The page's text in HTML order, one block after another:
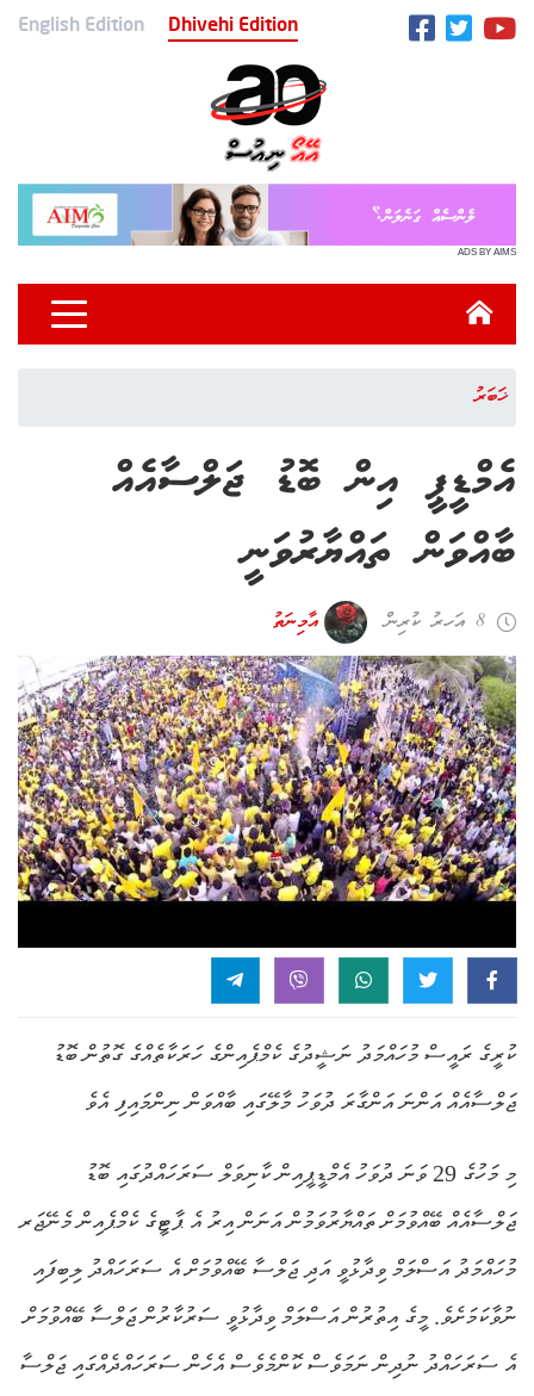
English Edition Dhivehi Edition
ADS BY AIMS
ޚަބަރު
އެމްޑީޕީ އިން ބޮޑު ޖަލްސާއެއް
ބާއްވަން ތައްޔާރުވަނީ
8 އަހރު ކުރިން އާމިނަތު
ކުރީގެ ރައީސް މުހައްމަދު ނަޝީދުގެ ކެމްޕެއިންގެ ހަރަކާތެއްގެ ގޮތުން ބޮޑު
ޖަލްސާއެއް އަންނަ އަންގާރަ ދުވަހު މާލޭގައި ބާއްވަން ނިންމައިފި އެވެ
މި މަހުގެ 29 ވަނަ ދުވަހު އެމްޑީޕީއިން ކާނިވަލް ސަރަހައްދުގައި ބޮޑު
ޖަލްސާއެއް ބޭއްވުމަށް ތައްޔާރުވަމުން އަނަން އިރު އެ ޕާޓީގެ ކެމްޕެއިން މެނޭޖަރ
މުހައްމަދު އަސްލަމް ވިދާޅުވީ އަދި ޖަލްސާ ބޭއްވުމަށް އެ ސަރަހައްދު ލިބިފައި
ނުވާކަމަށެވެ. މީގެ އިތުރުން އަސްލަމް ވިދާޅުވީ ސަރުކާރުން ޖަލްސާ ބޭއްވުމަށް
އެ ސަރަހައްދު ނުދިން ނަމަވެސް ކޮންމެވެސް އެހެން ސަރަހައްދެއްގައި ޖަލްސާ